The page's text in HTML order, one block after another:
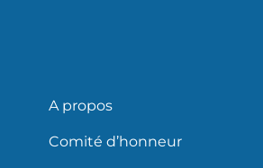
A propos
Comité d’honneur